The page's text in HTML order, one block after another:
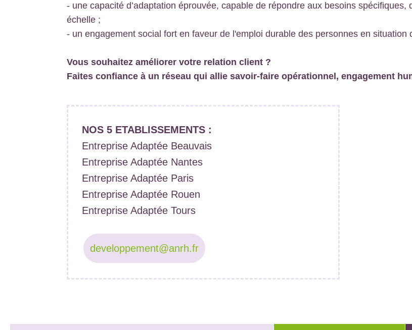
- une capacité d’adaptation éprouvée, capable de répondre aux besoins
échelle ;
- un engagement social fort en faveur de l'emploi durable des personnes en situation
Vous souhaitez améliorer votre relation client ?
Faites confiance à un réseau qui allie savoir-faire opérationnel, engagement
NOS 5 ETABLISSEMENTS :
Entreprise Adaptée Beauvais
Entreprise Adaptée Nantes
Entreprise Adaptée Paris
Entreprise Adaptée Rouen
Entreprise Adaptée Tours
developpement@anrh.fr